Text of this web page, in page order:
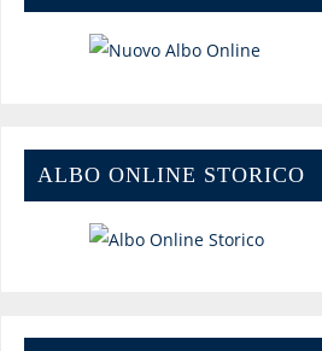
ALBO ONLINE STORICO